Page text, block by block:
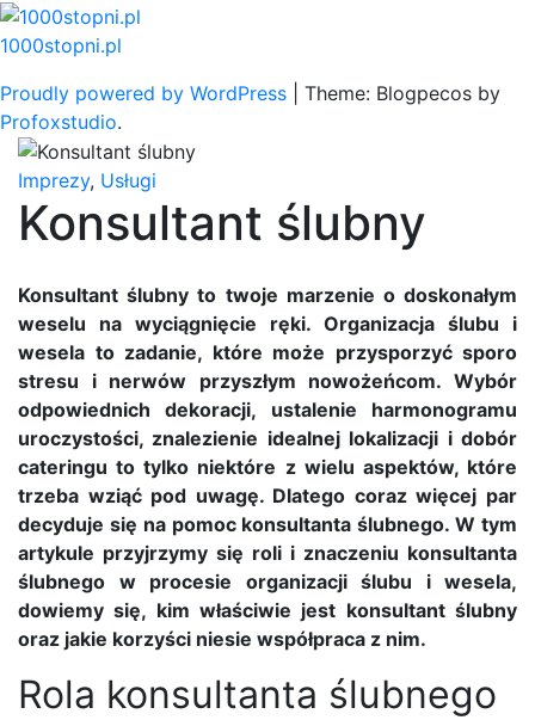
Skip
to
1000stopni.pl
Proudly powered by WordPress
Theme: Blogpecos by
Profoxstudio.
Imprezy, Usługi
Konsultant ślubny
Konsultant ślubny to twoje marzenie o doskonałym
weselu na wyciągnięcie ręki. Organizacja ślubu i
wesela to zadanie, które może przysporzyć sporo
stresu i nerwów przyszłym nowożeńcom. Wybór
odpowiednich dekoracji, ustalenie harmonogramu
uroczystości, znalezienie idealnej lokalizacji i dobór
cateringu to tylko niektóre z wielu aspektów, które
trzeba wziąć pod uwagę. Dlatego coraz więcej par
decyduje się na pomoc konsultanta ślubnego. W tym
artykule przyjrzymy się roli i znaczeniu konsultanta
ślubnego w procesie organizacji ślubu i wesela,
dowiemy się, kim właściwie jest konsultant ślubny
oraz jakie korzyści niesie współpraca z nim.
Rola konsultanta ślubnego